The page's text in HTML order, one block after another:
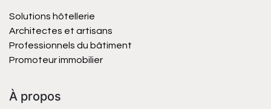
Solutions hôtellerie
Architectes et artisans
Professionnels du bâtiment
Promoteur immobilier
À propos